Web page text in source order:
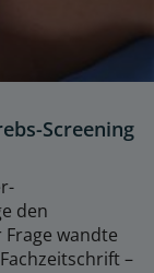
Screening
den
wandte
–